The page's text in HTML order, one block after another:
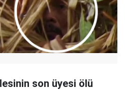
son üyesi ölü